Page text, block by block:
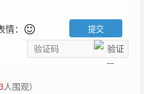
情：
人围观）